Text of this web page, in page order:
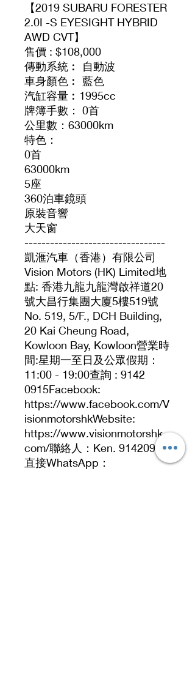
【2019 SUBARU FORESTER
2.0I -S EYESIGHT HYBRID
AWD CVT】
售價 : $108,000
傳動系統︰ 自動波
車身顏色︰ 藍色
汽缸容量︰1995cc
牌簿手數： 0首
公里數：63000km
特色：
0首
63000km
5座
360泊車鏡頭
原裝音響
大天窗
---------------------------------
凱滙汽車（香港）有限公司
Vision Motors (HK) Limited地
點: 香港九龍九龍灣啟祥道20
號大昌行集團大廈5樓519號
No. 519, 5/F., DCH Building,
20 Kai Cheung Road,
Kowloon Bay, Kowloon營業時
間:星期一至日及公眾假期：
11:00 - 19:00查詢 : 9142
0915Facebook:
https://www.facebook.com/V
isionmotorshkWebsite:
https://www.visionmotorshk.
com/聯絡人：Ken. 91420915
直接WhatsApp：